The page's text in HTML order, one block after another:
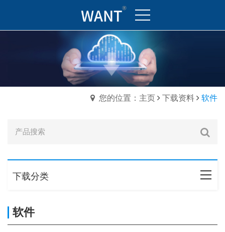
您的位置：主页 下载资料 软件
下载分类
软件